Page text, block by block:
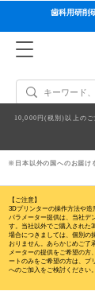
歯科用研削
10,000円(税別)以上のご
※日本以外の国へのお届け
【ご注意】
3Dプリンターの操作方法や
パラメーター提供は、当社デ
す。当社以外でご購入された
場合につきましては、個別の
おりません。 あらかじめご了
メーターの提供をご希望の方
ートのみをご希望の方は、プ
へのご加入をご検討ください。